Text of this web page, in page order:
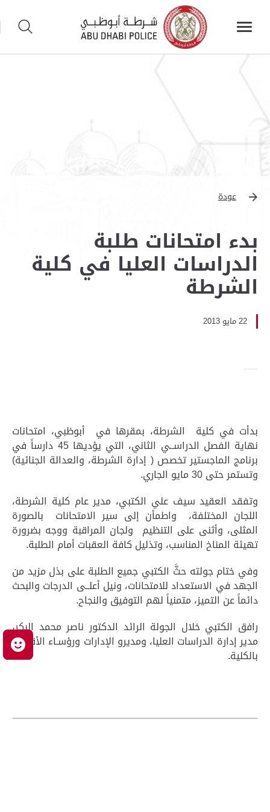
عودة
بدء امتحانات طلبة
الدراسات العليا في كلية
الشرطة
22 مايو 2013
بدأت في كلية الشرطة، بمقرها في أبوظبي، امتحانات
نهاية الفصل الدراســي الثاني، التي يؤديها 45 دارساً في
برنامج الماجستير تخصص ( إدارة الشرطة، والعدالة الجنائية)
وتستمر حتى 30 مايو الجاري.
وتفقد العقيد سيف علي الكتبي، مدير عام كلية الشرطة،
اللجان المختلفة، واطمأن إلى سير الامتحانات بالصورة
المثلى، وأثنى على التنظيم ولجان المراقبة ووجه بضرورة
تهيئة المناخ المناسب، وتذليل كافة العقبات أمام الطلبة.
وفي ختام جولته حثَّ الكتبي جميع الطلبة على بذل مزيد من
الجهد في الاستعداد للامتحانات، ونيل أعلــى الدرجات والبحث
دائماً عن التميز، متمنياً لهم التوفيق والنجاح.
رافق الكتبي خلال الجولة الرائد الدكتور ناصر محمد البكر،
مدير إدارة الدراسات العليا، ومديرو الإدارات ورؤسـاء الأقسام
بالكلية.